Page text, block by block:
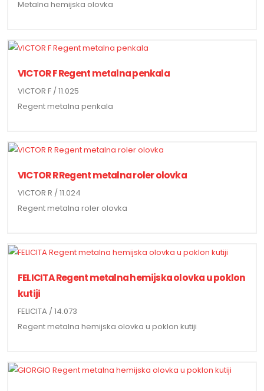
Metalna hemijska olovka
VICTOR F Regent metalna penkala
VICTOR F / 11.025
Regent metalna penkala
VICTOR R Regent metalna roler olovka
VICTOR R / 11.024
Regent metalna roler olovka
FELICITA Regent metalna hemijska olovka u poklon
kutiji
FELICITA / 14.073
Regent metalna hemijska olovka u poklon kutiji